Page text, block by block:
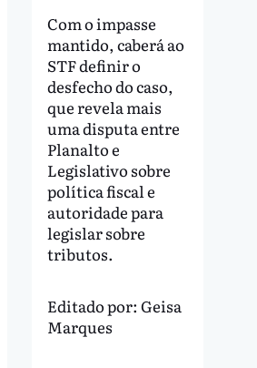
Com o impasse
mantido, caberá ao
STF definir o
desfecho do caso,
que revela mais
uma disputa entre
Planalto e
Legislativo sobre
política fiscal e
autoridade para
legislar sobre
tributos.
Editado por: Geisa
Marques